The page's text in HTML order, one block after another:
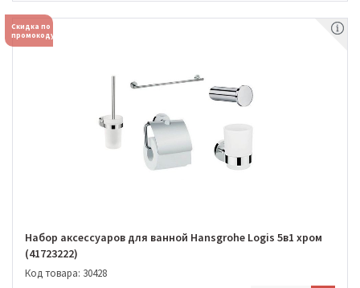
Скидка по
промокоду
Набор аксессуаров для ванной Hansgrohe Logis 5в1 хром
(41723222)
Код товара: 30428